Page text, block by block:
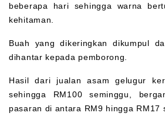
beberapa hari sehingga warna
kehitaman.
Buah yang dikeringkan dikumpul
dihantar kepada pemborong.
Hasil dari jualan asam gelugur
sehingga RM100 seminggu,
pasaran di antara RM9 hingga RM17